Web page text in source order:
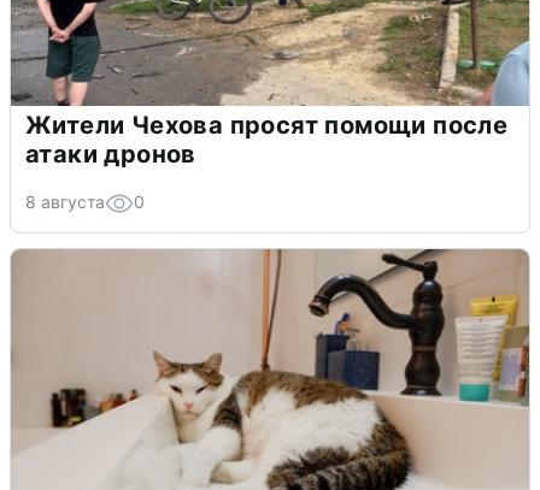
Жители Чехова просят помощи после
атаки дронов
8 августа 0